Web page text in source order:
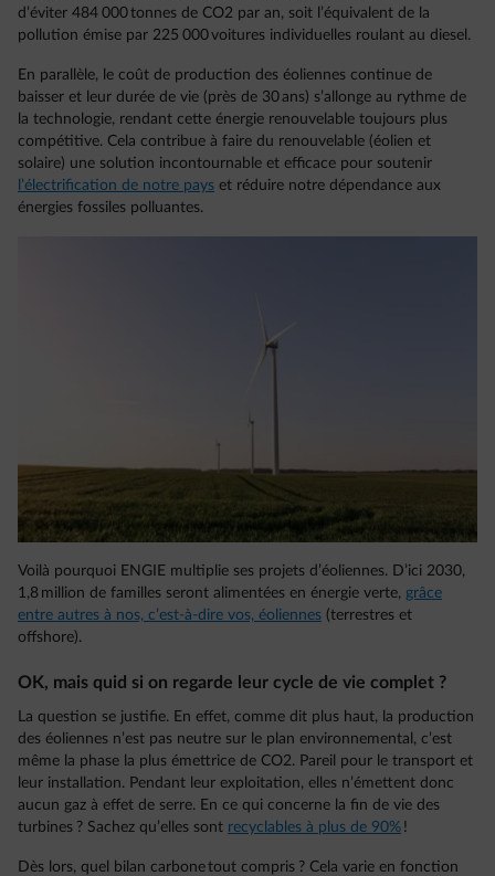
d’éviter 484 000 tonnes de CO2 par an, soit l’équivalent de la
pollution émise par 225 000 voitures individuelles roulant au diesel.
En parallèle, le coût de production des éoliennes continue de
baisser et leur durée de vie (près de 30 ans) s’allonge au rythme de
la technologie, rendant cette énergie renouvelable toujours plus
compétitive. Cela contribue à faire du renouvelable (éolien et
solaire) une solution incontournable et efficace pour soutenir
l’électrification de notre pays et réduire notre dépendance aux
énergies fossiles polluantes.
Voilà pourquoi ENGIE multiplie ses projets d’éoliennes. D’ici 2030,
1,8 million de familles seront alimentées en énergie verte, grâce
entre autres à nos, c’est-à-dire vos, éoliennes (terrestres et
offshore).
OK, mais quid si on regarde leur cycle de vie complet ?
La question se justifie. En effet, comme dit plus haut, la production
des éoliennes n’est pas neutre sur le plan environnemental, c’est
même la phase la plus émettrice de CO2. Pareil pour le transport et
leur installation. Pendant leur exploitation, elles n’émettent donc
aucun gaz à effet de serre. En ce qui concerne la fin de vie des
turbines ? Sachez qu’elles sont recyclables à plus de 90% !
Dès lors, quel bilan carbone tout compris ? Cela varie en fonction